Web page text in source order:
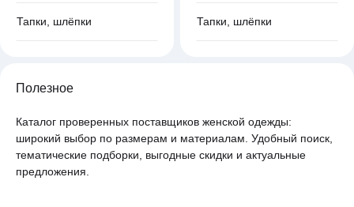
Полезное
Каталог проверенных поставщиков женской одежды:
широкий выбор по размерам и материалам. Удобный поиск,
тематические подборки, выгодные скидки и актуальные
предложения.
Тапки, шлёпки Тапки, шлёпки